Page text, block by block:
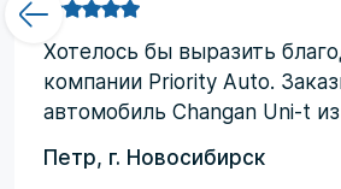
Хотелоcь бы выразить
компании Priority Аuto.
автомобиль Changan Uni-t
компании узнал от друзей и
работе. Работал со мной
Петр, г. Новосибирск